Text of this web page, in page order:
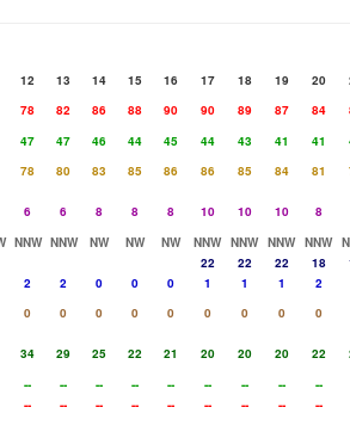
12 13 14 15 16 17 18 19 20
78 82 86 88 90 90 89 87 84
47 47 46 44 45 44 43 41 41
78 80 83 85 86 86 85 84 81
6 6 8 8 8 10 10 10 8
NNW NNW NW NW NW NNW NNW NNW NNW
22 22 22 18
2 2 0 0 0 1 1 1 2
0 0 0 0 0 0 0 0 0
34 29 25 22 21 20 20 20 22
-- -- -- -- -- -- -- -- --
-- -- -- -- -- -- -- -- --